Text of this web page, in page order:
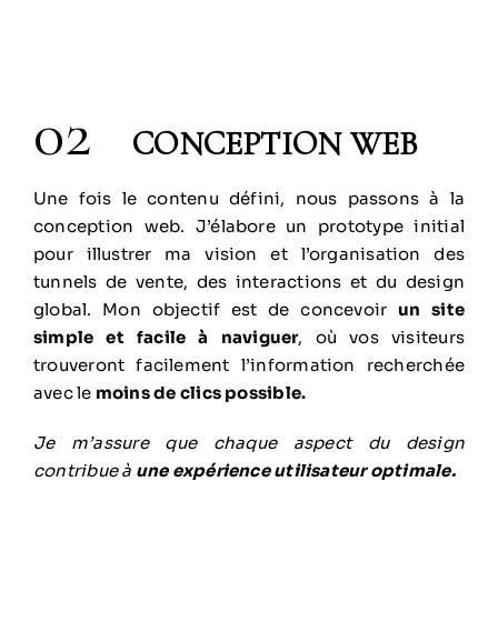
02 CONCEPTION WEB
Une fois le contenu défini, nous passons à la
conception web. J’élabore un prototype initial
pour illustrer ma vision et l’organisation des
tunnels de vente, des interactions et du design
global. Mon objectif est de concevoirun site
simple et facile à naviguer, où vos visiteurs
trouveront facilement l’information recherchée
avec le moins de clics possible.
Je m’assure que chaque aspect du design
contribue à une expérience utilisateur optimale.